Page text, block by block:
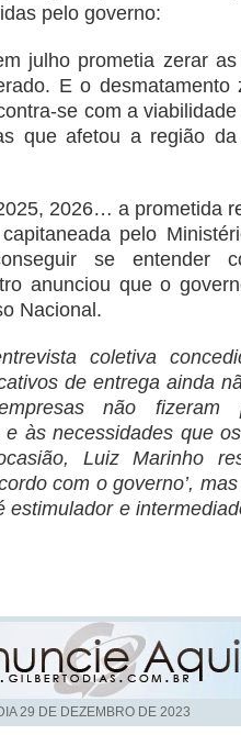
pelo governo:
julho prometia zerar
E o desmatamento
se com a
que afetou a região da
2026… a prometida
pelo
se entender
anunciou que o
Nacional.
coletiva
de entrega ainda
não fizeram
às necessidades que
Luiz Marinho
com o governo’,
e
29 DE DEZEMBRO DE 2023